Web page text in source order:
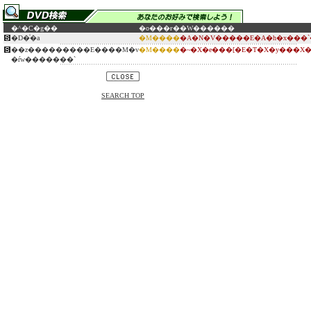
�^�C�g�� �o���ғ��W������
�D�͑�a
�M����
��z���������E����M�v
�ŕw�������`
�M����
SEARCH TOP